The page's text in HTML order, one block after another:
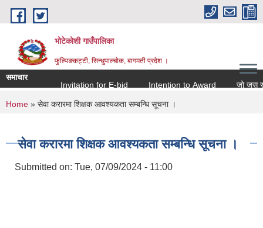
Skip to main content
भोटेकोशी गाउँपालिका
फुल्पिङकट्टी, सिन्धुपाल्चोक, बागमती प्रदेश ।
समाचार
Invitation for E-bid
Intention to Award जो जस संग
You are here
Home » सेवा करारमा शिक्षक आवश्यकता सम्बन्धि सूचना ।
सेवा करारमा शिक्षक आवश्यकता सम्बन्धि सूचना ।
Submitted on: Tue, 07/09/2024 - 11:00